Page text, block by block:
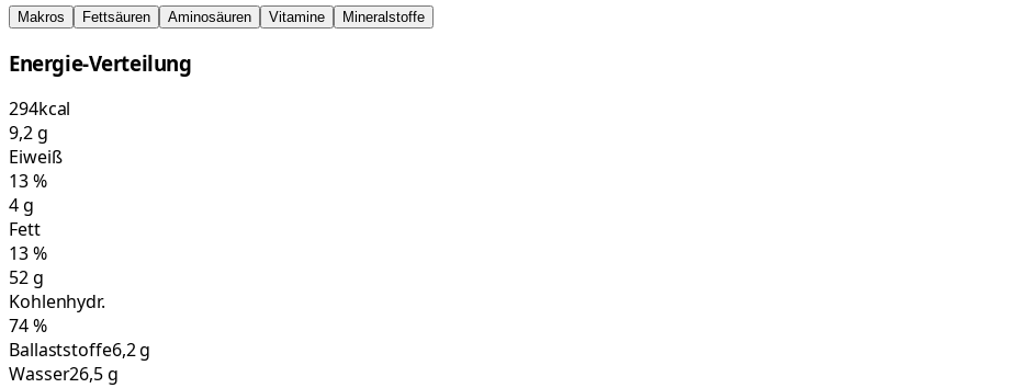
Makros Fettsäuren Aminosäuren Vitamine Mineralstoffe
Energie-Verteilung
294kcal
9,2g
Eiweiß
13%
4g
Fett
13%
52g
Kohlenhydr.
74%
Ballaststoffe6,2 g
Wasser26,5 g